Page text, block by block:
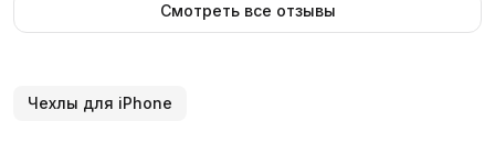
Смотреть все отзывы
Чехлы для iPhone